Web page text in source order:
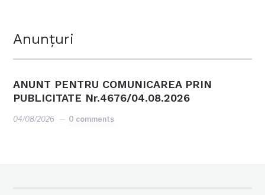
Anunțuri
ANUNT PENTRU COMUNICAREA PRIN
PUBLICITATE Nr.4676/04.08.2026
04/08/2026 0 comments